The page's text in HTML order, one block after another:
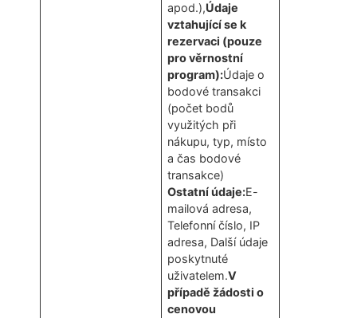
apod.),Údaje
vztahující se k
rezervaci (pouze
pro věrnostní
program):Údaje o
bodové transakci
(počet bodů
využitých při
nákupu, typ, místo
a čas bodové
transakce)
Ostatní údaje:E-
mailová adresa,
Telefonní číslo, IP
adresa, Další údaje
poskytnuté
uživatelem.V
případě žádosti o
cenovou